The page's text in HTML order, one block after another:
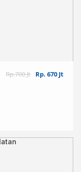
Rp.700 Jt Rp. 670 Jt